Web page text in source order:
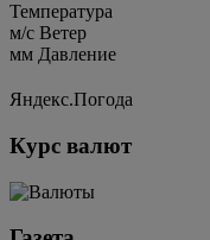
Температура
м/c Ветер
мм Давление
Яндекс.Погода
Курс валют